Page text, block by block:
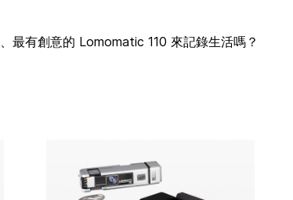
最有創意的 Lomomatic 110 來記錄生活嗎？